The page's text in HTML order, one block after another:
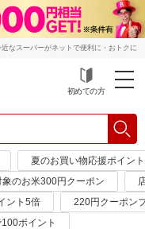
近なスーパーがネットで便利に・おトクに
初めての方
夏のお買い物応援ポイン
象のお米300円クーポン
ント5倍
220円クーポン
ポイント